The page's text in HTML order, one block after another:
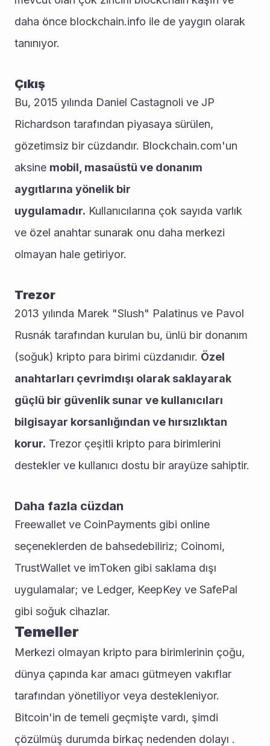
daha önce blockchain.info ile de yaygın olarak
tanınıyor.
Çıkış
Bu, 2015 yılında Daniel Castagnoli ve JP
Richardson tarafından piyasaya sürülen,
gözetimsiz bir cüzdandır. Blockchain.com'un
aksine mobil, masaüstü ve donanım
aygıtlarına yönelik bir
uygulamadır. Kullanıcılarına çok sayıda varlık
ve özel anahtar sunarak onu daha merkezi
olmayan hale getiriyor.
Trezor
2013 yılında Marek "Slush" Palatinus ve Pavol
Rusnák tarafından kurulan bu, ünlü bir donanım
(soğuk) kripto para birimi cüzdanıdır. Özel
anahtarları çevrimdışı olarak saklayarak
güçlü bir güvenlik sunar ve kullanıcıları
bilgisayar korsanlığından ve hırsızlıktan
korur. Trezor çeşitli kripto para birimlerini
destekler ve kullanıcı dostu bir arayüze sahiptir.
Daha fazla cüzdan
Freewallet ve CoinPayments gibi online
seçeneklerden de bahsedebiliriz; Coinomi,
TrustWallet ve imToken gibi saklama dışı
uygulamalar; ve Ledger, KeepKey ve SafePal
gibi soğuk cihazlar.
Temeller
Merkezi olmayan kripto para birimlerinin çoğu,
dünya çapında kar amacı gütmeyen vakıflar
tarafından yönetiliyor veya destekleniyor.
Bitcoin'in de temeli geçmişte vardı, şimdi
çözülmüş durumda birkaç nedenden dolayı .